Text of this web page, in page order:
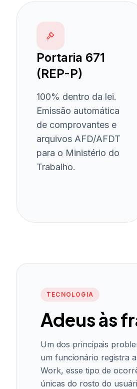
Portaria 671
(REP-P)
100% dentro da lei.
Emissão automática
de comprovantes e
arquivos AFD/AFDT
para o Ministério do
Trabalho.
TECNOLOGIA
Adeus às
Um dos principais
um funcionário registra
Work, esse tipo de
únicas do rosto do